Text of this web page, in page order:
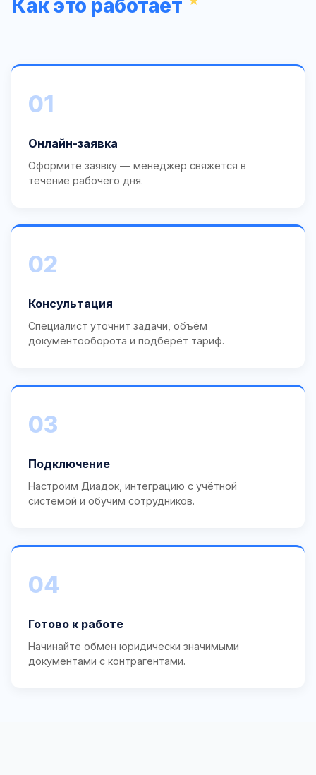
Как это работает
01
Онлайн-заявка
Оформите заявку — менеджер свяжется в
течение рабочего дня.
02
Консультация
Специалист уточнит задачи, объём
документооборота и подберёт тариф.
03
Подключение
Настроим Диадок, интеграцию с учётной
системой и обучим сотрудников.
04
Готово к работе
Начинайте обмен юридически значимыми
документами с контрагентами.